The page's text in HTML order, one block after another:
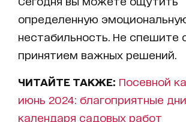
определенную
нестабильность. Не спешите
принятием важных решений.
ЧИТАЙТЕ ТАКЖЕ: Посевной
июнь 2024: благоприятные
календаря садовых работ